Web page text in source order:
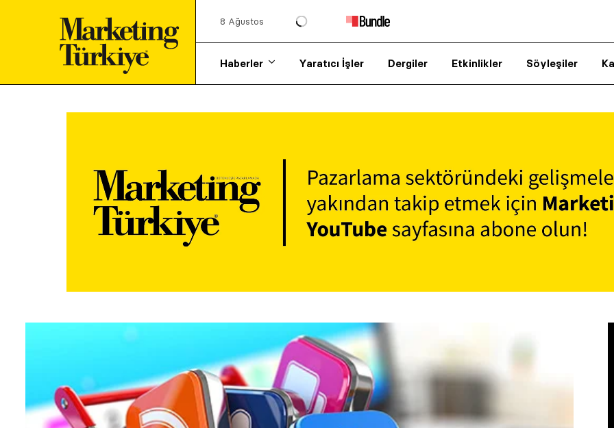
8 Ağustos
Haberler Yaratıcı İşler Dergiler Etkinlikler Söyleşiler